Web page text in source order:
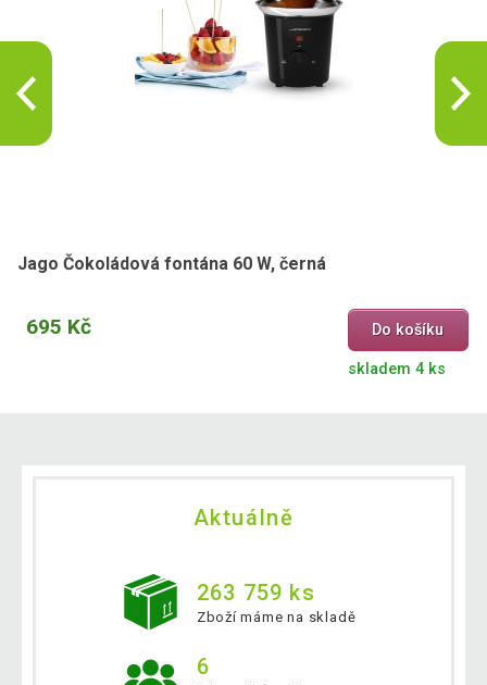
Jago Čokoládová fontána 60 W, černá
695 Kč Do košíku
skladem 4 ks
Aktuálně
263 759 ks
Zboží máme na skladě
6